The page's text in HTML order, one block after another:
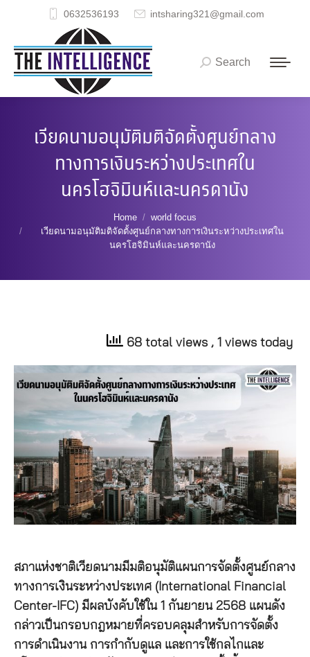
0632536193 intsharing321@gmail.com
Search:
Search
เวียดนามอนุมัติมติจัดตั้งศูนย์กลาง
ทางการเงินระหว่างประเทศใน
นครโฮจิมินห์และนครดานัง
Home
world focus
เวียดนามอนุมัติมติจัดตั้งศูนย์กลางทางการเงินระหว่างประเทศใน
นครโฮจิมินห์และนครดานัง
68 total views , 1 views today
สภาแห่งชาติเวียดนามมีมติอนุมัติแผนการจัดตั้งศูนย์กลาง
ทางการเงินระหว่างประเทศ (International Financial
Center-IFC) มีผลบังคับใช้ใน 1 กันยายน 2568 แผนดัง
กล่าวเป็นกรอบกฎหมายที่ครอบคลุมสำหรับการจัดตั้ง
การดำเนินงาน การกำกับดูแล และการใช้กลไกและ